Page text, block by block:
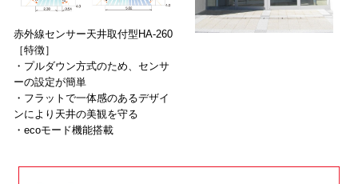
赤外線センサー天井取付型HA-260
［特徴］
・プルダウン方式のため、センサ
ーの設定が簡単
・フラットで一体感のあるデザイ
ンにより天井の美観を守る
・ecoモード機能搭載